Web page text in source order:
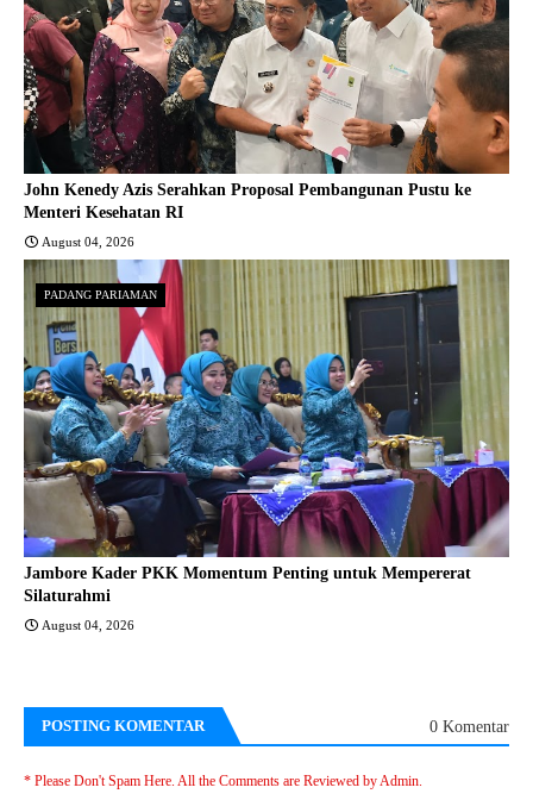
John Kenedy Azis Serahkan Proposal Pembangunan Pustu ke
Menteri Kesehatan RI
August 04, 2026
PADANG PARIAMAN
Jambore Kader PKK Momentum Penting untuk Mempererat
Silaturahmi
August 04, 2026
POSTING KOMENTAR 0 Komentar
* Please Don't Spam Here. All the Comments are Reviewed by Admin.